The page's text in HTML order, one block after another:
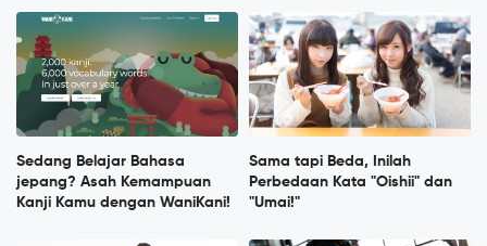
Sedang Belajar Bahasa
jepang? Asah Kemampuan
Kanji Kamu dengan WaniKani!
Sama tapi Beda, Inilah
Perbedaan Kata "Oishii" dan
"Umai!"